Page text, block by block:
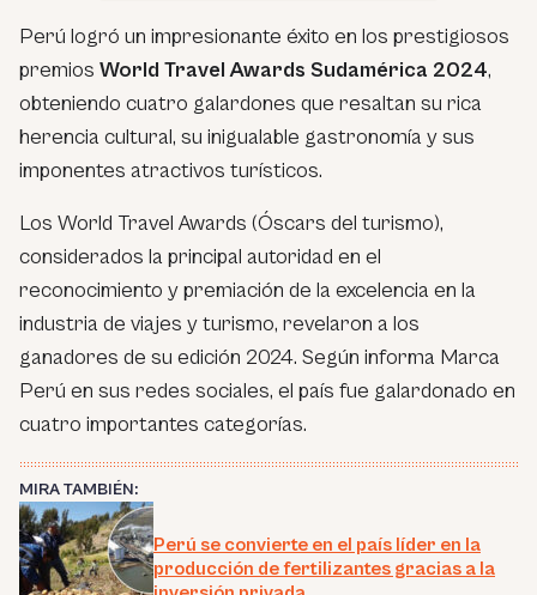
Perú logró un impresionante éxito en los prestigiosos
premios World Travel Awards Sudamérica 2024,
obteniendo cuatro galardones que resaltan su rica
herencia cultural, su inigualable gastronomía y sus
imponentes atractivos turísticos.
Los World Travel Awards (Óscars del turismo),
considerados la principal autoridad en el
reconocimiento y premiación de la excelencia en la
industria de viajes y turismo, revelaron a los
ganadores de su edición 2024. Según informa Marca
Perú en sus redes sociales, el país fue galardonado en
cuatro importantes categorías.
MIRA TAMBIÉN:
Perú se convierte en el país líder en la
producción de fertilizantes gracias a la